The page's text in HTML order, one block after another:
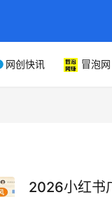
网创快讯 冒泡网
2026小红书